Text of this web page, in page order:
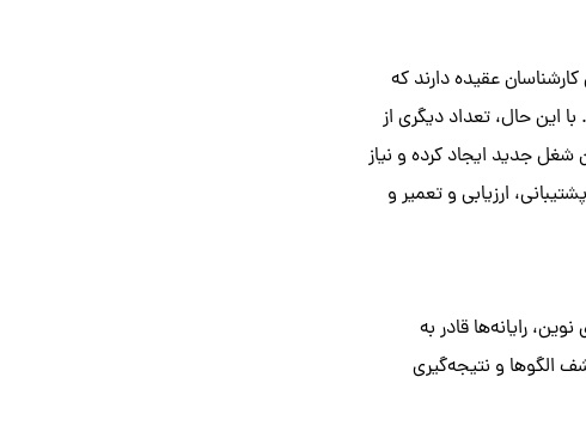
عقیده دارند که
را از بین خواهد برد. با این حال، تعداد دیگری از
که این فناوری نوین، تنها در سال 2020 میلادی، حدود 23 میلیون شغل جدید ایجاد کرده و نیاز
ارزیابی و تعمیر و
رایانه‌ها قادر به
الگوها و نتیجه‌گیری